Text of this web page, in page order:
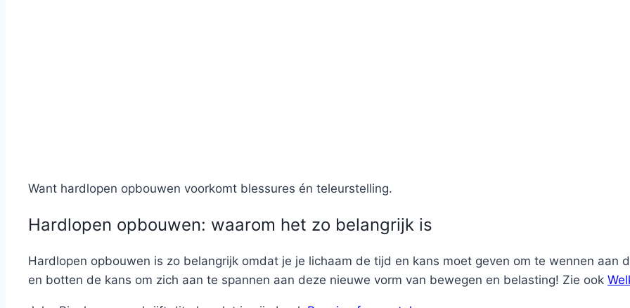
Want hardlopen opbouwen voorkomt blessures én teleurstelling.
Hardlopen opbouwen: waarom het zo belangrijk is
Hardlopen opbouwen is zo belangrijk omdat je je lichaam de tijd en kans moet geven om te wennen aan
en botten de kans om zich aan te spannen aan deze nieuwe vorm van bewegen en belasting! Zie ook